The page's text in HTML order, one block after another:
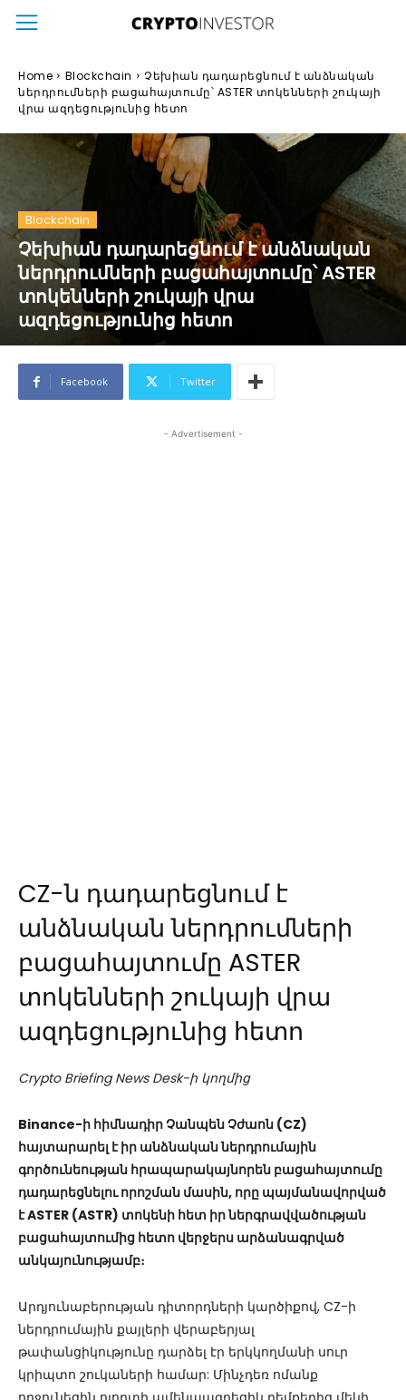
Home Blockchain
Չեխիան դադարեցնում է անձնական
ներդրումների բացահայտումը՝ ASTER տոկենների շուկայի
վրա ազդեցությունից հետո
Blockchain
Չեխիան դադարեցնում է անձնական
ներդրումների բացահայտումը՝ ASTER
տոկենների շուկայի վրա
ազդեցությունից հետո
Facebook Twitter
- Advertisement -
CZ-ն դադարեցնում է
անձնական ներդրումների
բացահայտումը ASTER
տոկենների շուկայի վրա
ազդեցությունից հետո
Crypto Briefing News Desk-ի կողմից
Binance-ի հիմնադիր Չանպեն Չժաոն (CZ)
հայտարարել է իր անձնական ներդրումային
գործունեության հրապարակայնորեն բացահայտումը
դադարեցնելու որոշման մասին, որը պայմանավորված
է ASTER (ASTR) տոկենի հետ իր ներգրավվածության
բացահայտումից հետո վերջերս արձանագրված
անկայունությամբ։
Արդյունաբերության դիտորդների կարծիքով, CZ-ի
ներդրումային քայլերի վերաբերյալ
թափանցիկությունը դարձել էր երկկողմանի սուր
կրիպտո շուկաների համար: Մինչդեռ ոմանք